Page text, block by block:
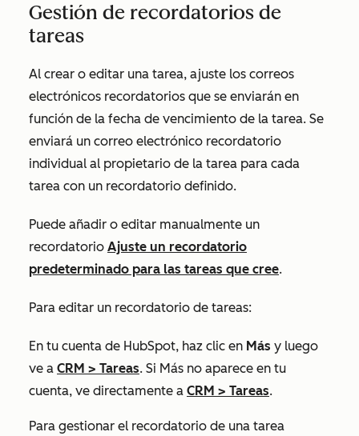
Gestión de recordatorios de
tareas
Al crear o editar una tarea, ajuste los correos
electrónicos recordatorios que se enviarán en
función de la fecha de vencimiento de la tarea. Se
enviará un correo electrónico recordatorio
individual al propietario de la tarea para cada
tarea con un recordatorio definido.
Puede añadir o editar manualmente un
recordatorio Ajuste un recordatorio
predeterminado para las tareas que cree.
Para editar un recordatorio de tareas:
En tu cuenta de HubSpot, haz clic en Más y luego
ve a CRM > Tareas. Si Más no aparece en tu
cuenta, ve directamente a CRM > Tareas.
Para gestionar el recordatorio de una tarea